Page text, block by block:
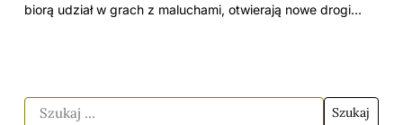
biorą udział w grach z maluchami, otwierają nowe drogi…